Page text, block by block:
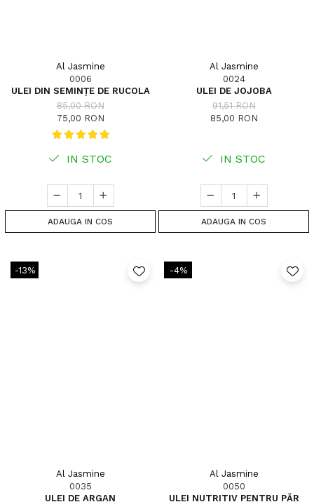
Al Jasmine
0006
ULEI DIN SEMINȚE DE RUCOLA
85,00 RON
75,00 RON
IN STOC
ADAUGA IN COS
Al Jasmine
0024
ULEI DE JOJOBA
91,51 RON
85,00 RON
IN STOC
ADAUGA IN COS
-13%
Al Jasmine
0035
ULEI DE ARGAN
-4%
Al Jasmine
0050
ULEI NUTRITIV PENTRU PĂR